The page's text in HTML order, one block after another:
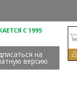
С 1995
на
версию